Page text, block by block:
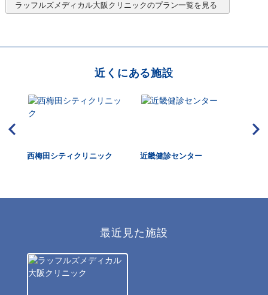
ラッフルズメディカル大阪クリニックのプラン一覧を見る
近くにある施設
西梅田シティクリニック 近畿健診センター
最近見た施設